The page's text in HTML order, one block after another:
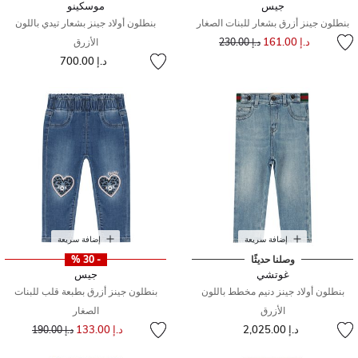
جيس
بنطلون جينز أزرق بشعار للبنات الصغار
د.إ 161.00 سعر مخفض مند.إ 230.00
موسكينو
بنطلون أولاد جينز بشعار تيدي باللون
الأزرق
د.إ 700.00
إضافة سريعة
وصلنا حديثًا
غوتشي
بنطلون أولاد جينز دنيم مخطط باللون
الأزرق
د.إ 2,025.00
إضافة سريعة
- 30 %
جيس
بنطلون جينز أزرق بطبعة قلب للبنات
الصغار
د.إ 133.00 سعر مخفض من
د.إ 190.00 إلى